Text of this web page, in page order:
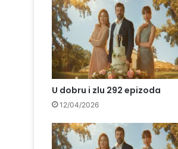
U dobru i zlu 292 epizoda
12/04/2026